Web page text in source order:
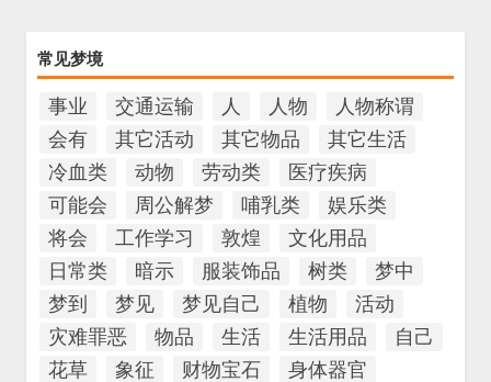
常见梦境
事业 交通运输 人 人物
人物称谓
会有
其它活动 其它物品
其它生活
冷血类
动物 劳动类
医疗疾病
可能会
周公解梦 哺乳类
娱乐类
将会
工作学习 敦煌
文化用品
日常类
暗示 服装饰品 树类
梦中
梦到
梦见 梦见自己 植物
活动
灾难罪恶
物品 生活 生活用品
自己
花草
象征 财物宝石
身体器官